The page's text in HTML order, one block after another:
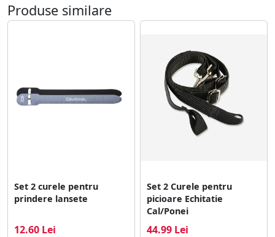
Produse similare
Set 2 curele pentru
prindere lansete
12.60 Lei
Set 2 Curele pentru
picioare Echitatie
Cal/Ponei
44.99 Lei